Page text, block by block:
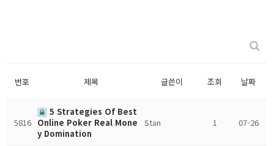
번호 제목 글쓴이 조회 날짜
5816
5 Strategies Of Best
Online Poker Real Mone
y Domination
Stan 1 07-26